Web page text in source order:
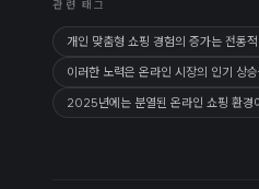
관련 태그
개인 맞춤형 쇼핑 경험의 증가는 전통
이러한 노력은 온라인 시장의 인기
2025년에는 분열된 온라인 쇼핑 환경